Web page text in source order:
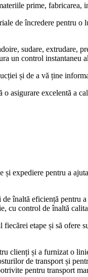
prime,
de încredere pentru
sudare, extrudare,
un control
și de a vă ține
asigurare excelentă a
expediere pentru a
înaltă eficiență pentru
cu control de înaltă
etape și să ofere
clienți și a furnizat o
de transport și
pentru transport